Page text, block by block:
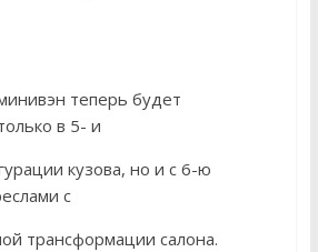
теперь будет
в 5- и
кузова, но и с 6-ю
с
трансформации салона.